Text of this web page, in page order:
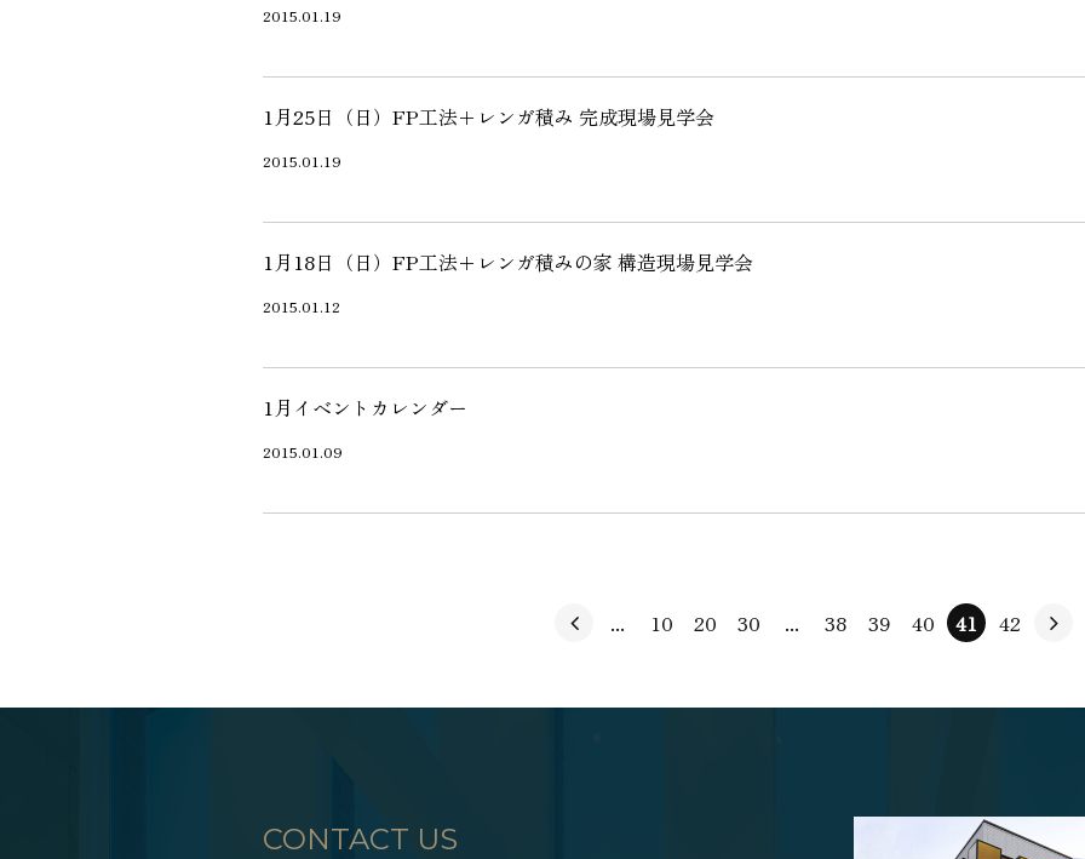
2015.01.19
1月25日（日）FP工法＋レンガ積み 完成現場見学会
2015.01.19
1月18日（日）FP工法＋レンガ積みの家 構造現場見学会
2015.01.12
1月イベントカレンダー
2015.01.09
... 10 20 30 ... 38 39 40 41 42
CONTACT US